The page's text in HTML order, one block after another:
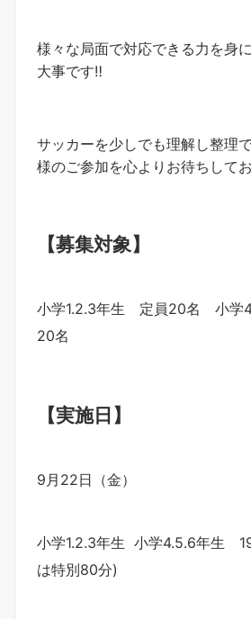
様々な局面で対応できる力を身
大事です‼︎
サッカーを少しでも理解し整理
様のご参加を心よりお待ちして
【募集対象】
小学1.2.3年生 定員20名 小学
20名
【実施日】
9月22日（金）
小学1.2.3年生 小学4.5.6年生
は特別80分)